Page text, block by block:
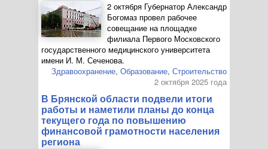
2 октября Губернатор Александр
Богомаз провел рабочее
совещание на площадке
филиала Первого Московского
государственного медицинского университета
имени И. М. Сеченова.
Здравоохранение, Образование, Строительство
2 октября 2025 года
В Брянской области подвели итоги
работы и наметили планы до конца
текущего года по повышению
финансовой грамотности населения
региона